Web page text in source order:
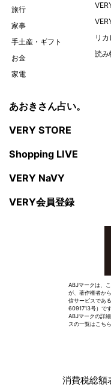
旅行
家事
手土産・ギフト
お金
家電
リカ
読み
あおきさん占い。
VERY STORE
Shopping LIVE
VERY NaVY
VERY会員登録
ABJマークは、
が、著作権者か
信サービスであ
6091713号）です
ABJマークの詳
スの一覧はこちら
消費税総額